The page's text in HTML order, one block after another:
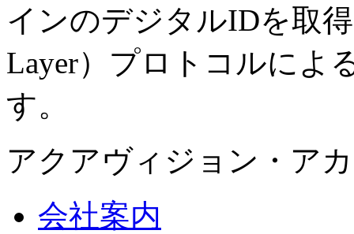
インのデジタルIDを取得
Layer）プロトコルによ
す。
アクアヴィジョン・ア
会社案内